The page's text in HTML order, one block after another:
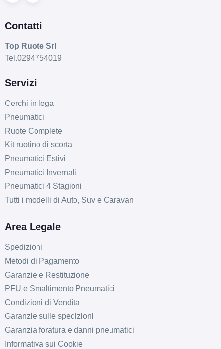
D
Contatti
Top Ruote Srl
Tel.0294754019
Servizi
Cerchi in lega
Pneumatici
Ruote Complete
Kit ruotino di scorta
Pneumatici Estivi
Pneumatici Invernali
Pneumatici 4 Stagioni
Tutti i modelli di Auto, Suv e Caravan
Area Legale
Spedizioni
Metodi di Pagamento
Garanzie e Restituzione
PFU e Smaltimento Pneumatici
Condizioni di Vendita
Garanzie sulle spedizioni
Garanzia foratura e danni pneumatici
Informativa sui Cookie